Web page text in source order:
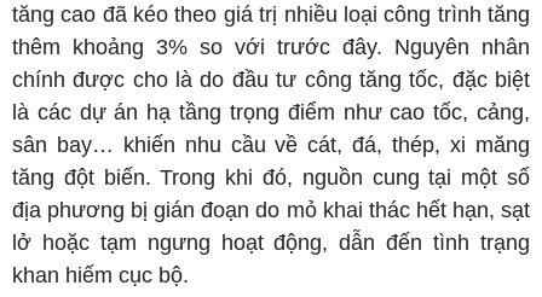
tăng cao đã kéo theo giá trị nhiều loại công trình tăng
thêm khoảng 3% so với trước đây. Nguyên nhân
chính được cho là do đầu tư công tăng tốc, đặc biệt
là các dự án hạ tầng trọng điểm như cao tốc, cảng,
sân bay… khiến nhu cầu về cát, đá, thép, xi măng
tăng đột biến. Trong khi đó, nguồn cung tại một số
địa phương bị gián đoạn do mỏ khai thác hết hạn, sạt
lở hoặc tạm ngưng hoạt động, dẫn đến tình trạng
khan hiếm cục bộ.